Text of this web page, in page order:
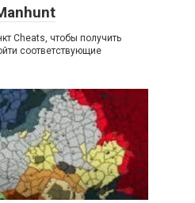
Cheats, чтобы получить
соответствующие